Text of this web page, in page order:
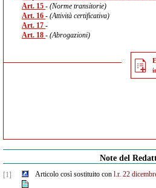
Art. 15 - (Norme transitorie)
Art. 16 - (Attività certificativa)
Art. 17 -
Art. 18 - (Abrogazioni)
Note del
[1] Articolo così sostituito con l.r. 22